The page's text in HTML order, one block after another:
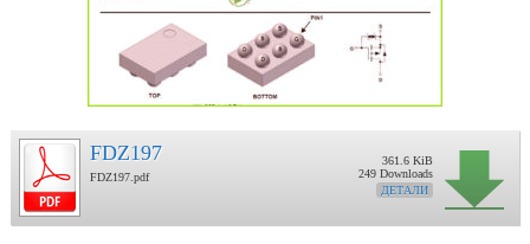
FDZ197
FDZ197.pdf
361.6 KiB
249 Downloads
ДЕТАЛИ